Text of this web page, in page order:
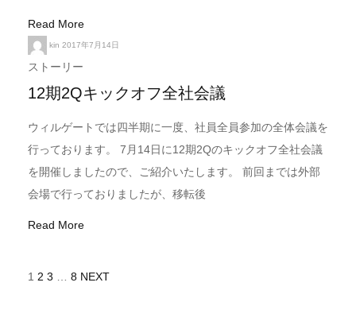
Read More
kin 2017年7月14日
ストーリー
12期2Qキックオフ全社会議
ウィルゲートでは四半期に一度、社員全員参加の全体会議を
行っております。 7月14日に12期2Qのキックオフ全社会議
を開催しましたので、ご紹介いたします。 前回までは外部
会場で行っておりましたが、移転後
Read More
投
1 2 3 8 NEXT